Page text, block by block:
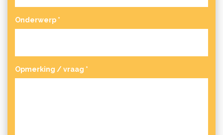
Onderwerp *
Opmerking / vraag *